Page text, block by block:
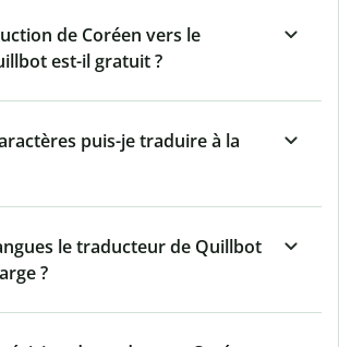
de Coréen vers le
est-il gratuit ?
puis-je traduire à la
le traducteur de Quillbot
?